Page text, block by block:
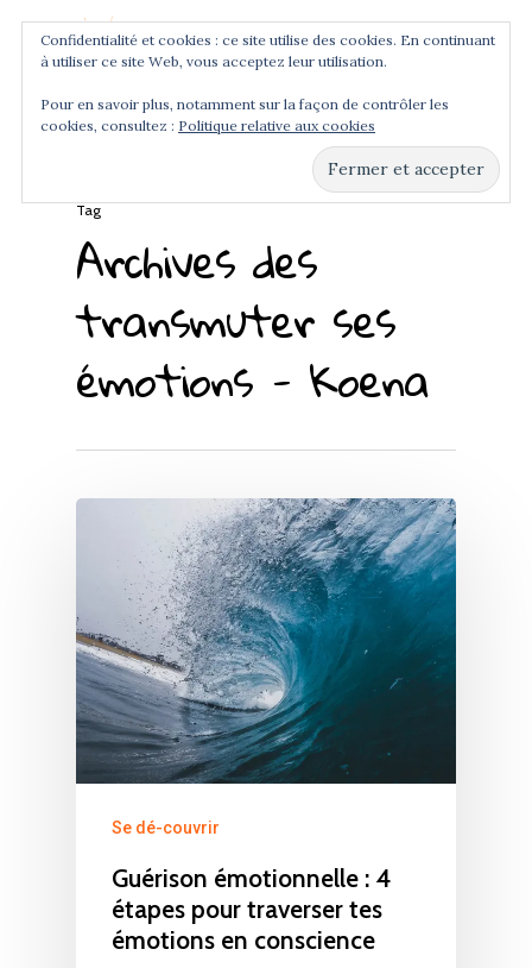
Hit enter to search or ESC to close
Tag
Archives des
transmuter ses
émotions - Koena
Se dé-couvrir
Guérison émotionnelle : 4
étapes pour traverser tes
émotions en conscience
Confidentialité et cookies : ce site utilise des cookies. En continuant
à utiliser ce site Web, vous acceptez leur utilisation.
Pour en savoir plus, notamment sur la façon de contrôler les
cookies, consultez : Politique relative aux cookies